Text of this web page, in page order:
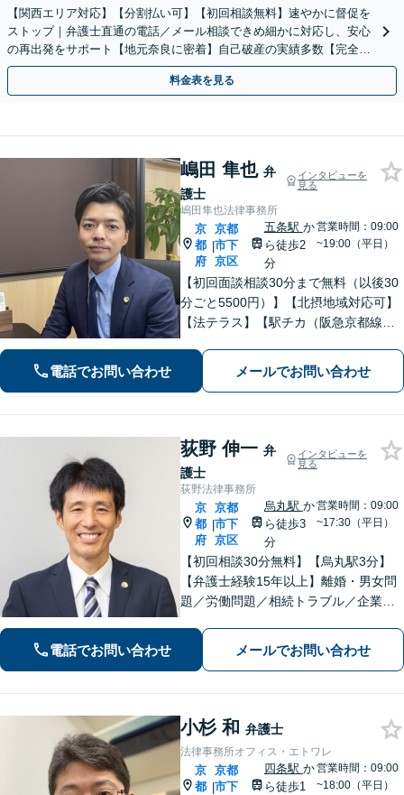
【関西エリア対応】【分割払い可】【初回相談無料】速やかに督促を
ストップ｜弁護士直通の電話／メール相談できめ細かに対応し、安心
の再出発をサポート【地元奈良に密着】自己破産の実績多数【完全個
室】
料金表を見る
嶋田 隼也 弁
護士
インタビューを
見る
嶋田隼也法律事務所
京
都
府
|
京都
市下
京区
五条駅 か
ら徒歩2
分
営業時間：09:00
~19:00（平日）
【初回面談相談30分まで無料（以後30
分ごと5500円）】【北摂地域対応可】
【法テラス】【駅チカ（阪急京都線烏
徒歩４分、地下鉄五条駅１番出口徒歩
２分】丁寧にわかりやすく説明。オン
電話でお問い合わせ メールでお問い合わせ
荻野 伸一 弁
護士
インタビューを
見る
荻野法律事務所
京
都
府
|
京都
市下
京区
烏丸駅 か
ら徒歩3
分
営業時間：09:00
~17:30（平日）
【初回相談30分無料】【烏丸駅3分】
【弁護士経験15年以上】離婚・男女問
題／労働問題／相続トラブル／企業法
ケーションで、納得感のある解決を目
指します【宗教法人法務／医療法務も
電話でお問い合わせ メールでお問い合わせ
小杉 和 弁護士
法律事務所オフィス・エトワレ
京
都 |
京都
市下
四条駅 か
ら徒歩1
営業時間：09:00
~18:00（平日）